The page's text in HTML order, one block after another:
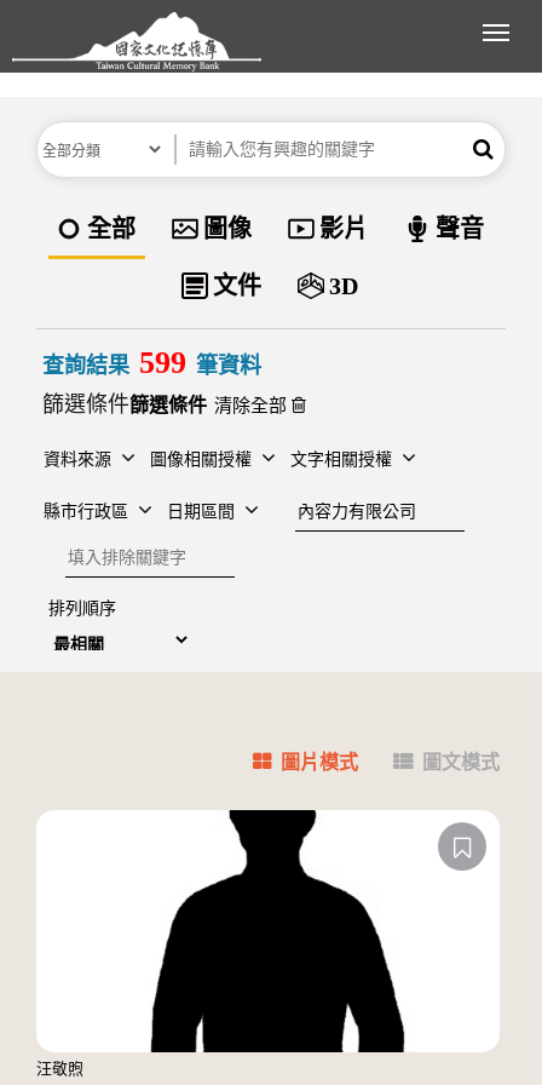
跳到主要內容區塊
展
分類 關鍵字 搜尋
資料類型
全部 圖像 影片 聲音
文件 3D
查詢結果 599 筆資料
篩選條件
清除全部
資料來源 圖像相關授權 文字相關授權
縣市行政區 日期區間
建檔單位
排除關鍵字
排列順序
圖片模式 圖文模式
汪敬煦